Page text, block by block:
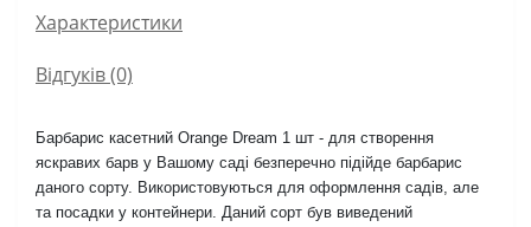
Характеристики
Відгуків (0)
Барбарис касетний Orange Dream 1 шт - для створення
яскравих барв у Вашому саді безперечно підійде барбарис
даного сорту. Використовуються для оформлення садів, але
та посадки у контейнери. Даний сорт був виведений